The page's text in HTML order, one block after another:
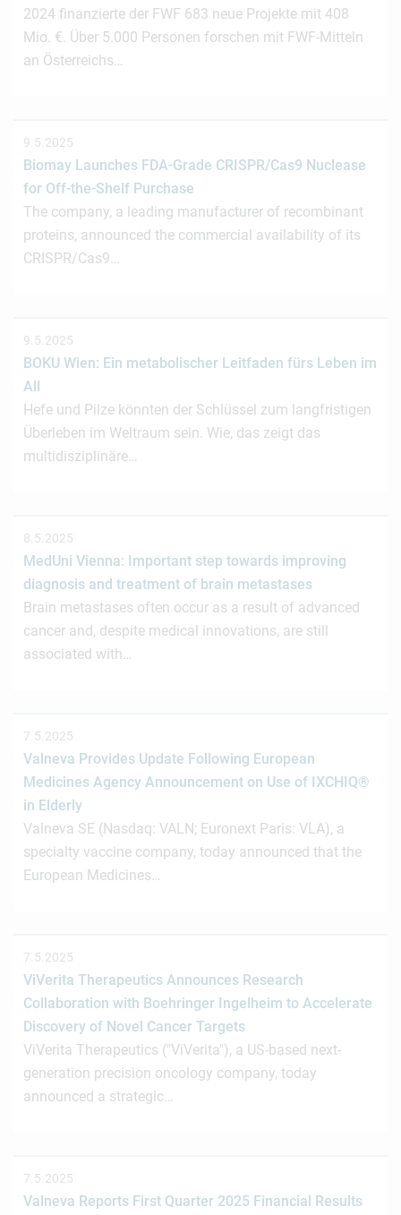
2024 finanzierte der FWF 683 neue Projekte mit 408
Mio. €. Über 5.000 Personen forschen mit FWF-Mitteln
an Österreichs…
9.5.2025
Biomay Launches FDA-Grade CRISPR/Cas9 Nuclease
for Off-the-Shelf Purchase
The company, a leading manufacturer of recombinant
proteins, announced the commercial availability of its
CRISPR/Cas9…
9.5.2025
BOKU Wien: Ein metabolischer Leitfaden fürs Leben im
All
Hefe und Pilze könnten der Schlüssel zum langfristigen
Überleben im Weltraum sein. Wie, das zeigt das
multidisziplinäre…
8.5.2025
MedUni Vienna: Important step towards improving
diagnosis and treatment of brain metastases
Brain metastases often occur as a result of advanced
cancer and, despite medical innovations, are still
associated with…
7.5.2025
Valneva Provides Update Following European
Medicines Agency Announcement on Use of IXCHIQ®
in Elderly
Valneva SE (Nasdaq: VALN; Euronext Paris: VLA), a
specialty vaccine company, today announced that the
European Medicines…
7.5.2025
ViVerita Therapeutics Announces Research
Collaboration with Boehringer Ingelheim to Accelerate
Discovery of Novel Cancer Targets
ViVerita Therapeutics ("ViVerita"), a US-based next-
generation precision oncology company, today
announced a strategic…
7.5.2025
Valneva Reports First Quarter 2025 Financial Results